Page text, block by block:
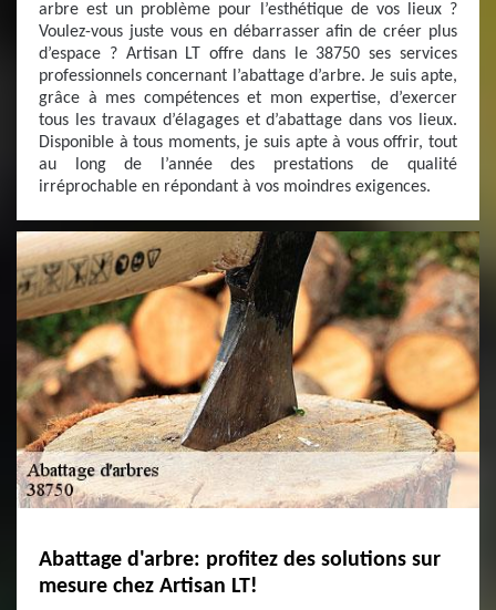
arbre est un problème pour l’esthétique de vos lieux ?
Voulez-vous juste vous en débarrasser afin de créer plus
d’espace ? Artisan LT offre dans le 38750 ses services
professionnels concernant l’abattage d’arbre. Je suis apte,
grâce à mes compétences et mon expertise, d’exercer
tous les travaux d’élagages et d’abattage dans vos lieux.
Disponible à tous moments, je suis apte à vous offrir, tout
au long de l’année des prestations de qualité
irréprochable en répondant à vos moindres exigences.
Abattage d'arbre: profitez des solutions sur
mesure chez Artisan LT!